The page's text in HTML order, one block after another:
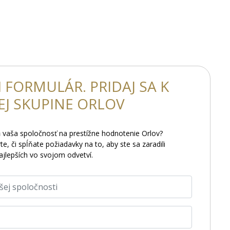
FORMULÁR. PRIDAJ SA K
SKUPINE ORLOV
vaša spoločnosť na prestížne hodnotenie Orlov?
či spĺňate požiadavky na to, aby ste sa zaradili
vo svojom odvetví.